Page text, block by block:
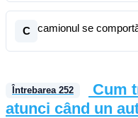
C camionul se
Întrebarea 252
Cum
atunci când un